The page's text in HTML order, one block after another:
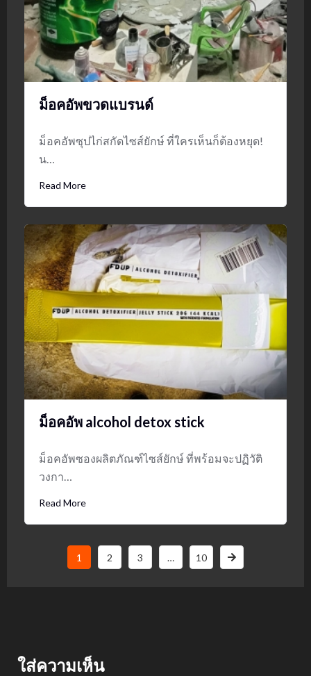
ม็อคอัพขวดแบรนด์
ม็อคอัพซุปไก่สกัดไซส์ยักษ์ ที่ใครเห็นก็ต้องหยุด!
น…
Read More
ม็อคอัพ alcohol detox stick
ม็อคอัพซองผลิตภัณฑ์ไซส์ยักษ์ ที่พร้อมจะปฏิวัติ
วงกา…
Read More
1 2 3 … 10
ใส่ความเห็น